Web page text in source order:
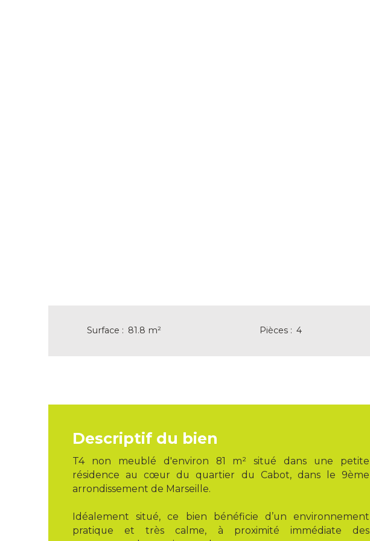
Surface : 81.8 m² Pièces : 4
Descriptif du bien
T4 non meublé d'environ 81 m² situé dans une petite
résidence au cœur du quartier du Cabot, dans le 9ème
arrondissement de Marseille.
Idéalement situé, ce bien bénéficie d’un environnement
pratique et très calme, à proximité immédiate des